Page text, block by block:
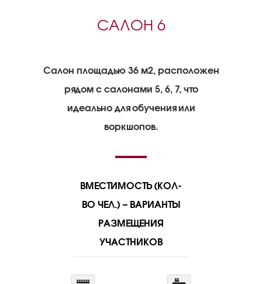
САЛОН 6
Салон площадью 36 м2, расположен
рядом с салонами 5, 6, 7, что
идеально для обучения или
воркшопов.
ВМЕСТИМОСТЬ (КОЛ-
ВО ЧЕЛ.) – ВАРИАНТЫ
РАЗМЕЩЕНИЯ
УЧАСТНИКОВ